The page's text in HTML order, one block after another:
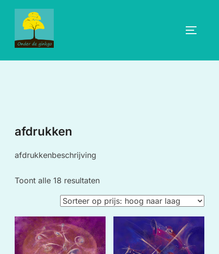
inhoud
afdrukken
afdrukkenbeschrijving
Toont alle 18 resultatenGesorteerd
op
prijs:
hoog
naar
laag